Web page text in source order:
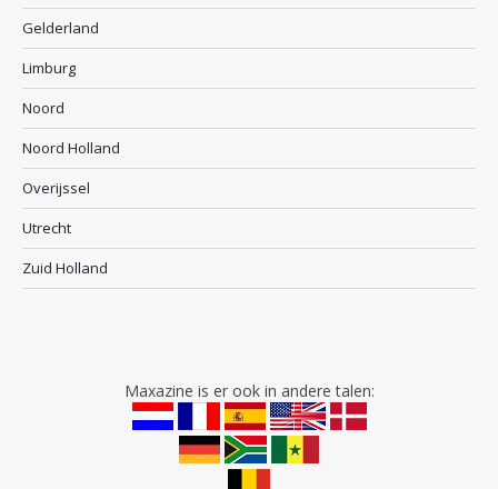
Gelderland
Limburg
Noord
Noord Holland
Overijssel
Utrecht
Zuid Holland
Maxazine is er ook in andere talen: